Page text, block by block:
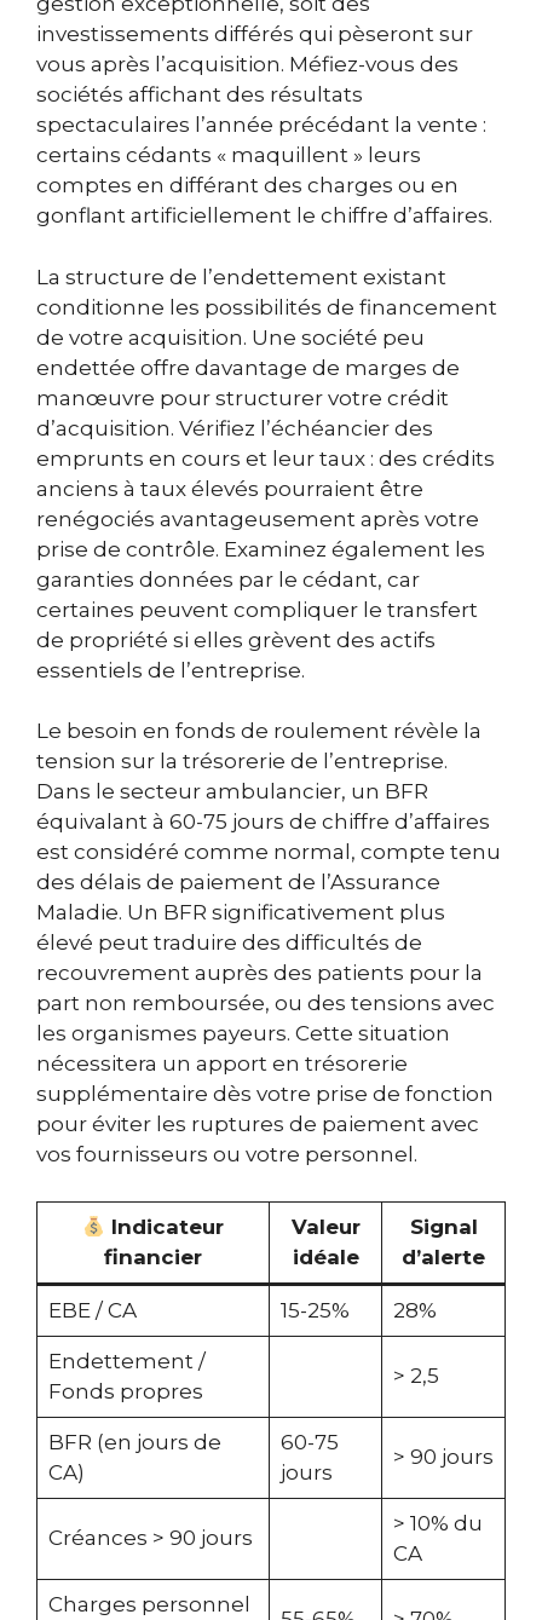
investissements différés qui pèseront sur
vous après l’acquisition. Méfiez-vous des
sociétés affichant des résultats
spectaculaires l’année précédant la vente :
certains cédants « maquillent » leurs
comptes en différant des charges ou en
gonflant artificiellement le chiffre d’affaires.
La structure de l’endettement existant
conditionne les possibilités de financement
de votre acquisition. Une société peu
endettée offre davantage de marges de
manœuvre pour structurer votre crédit
d’acquisition. Vérifiez l’échéancier des
emprunts en cours et leur taux : des crédits
anciens à taux élevés pourraient être
renégociés avantageusement après votre
prise de contrôle. Examinez également les
garanties données par le cédant, car
certaines peuvent compliquer le transfert
de propriété si elles grèvent des actifs
essentiels de l’entreprise.
Le besoin en fonds de roulement révèle la
tension sur la trésorerie de l’entreprise.
Dans le secteur ambulancier, un BFR
équivalant à 60-75 jours de chiffre d’affaires
est considéré comme normal, compte tenu
des délais de paiement de l’Assurance
Maladie. Un BFR significativement plus
élevé peut traduire des difficultés de
recouvrement auprès des patients pour la
part non remboursée, ou des tensions avec
les organismes payeurs. Cette situation
nécessitera un apport en trésorerie
supplémentaire dès votre prise de fonction
pour éviter les ruptures de paiement avec
vos fournisseurs ou votre personnel.
Indicateur
financier
Valeur
idéale
Signal
d’alerte
EBE / CA 15-25% 28%
Endettement /
Fonds propres
> 2,5
BFR (en jours de
CA)
60-75
jours
> 90 jours
Créances > 90 jours
> 10% du
CA
Charges personnel